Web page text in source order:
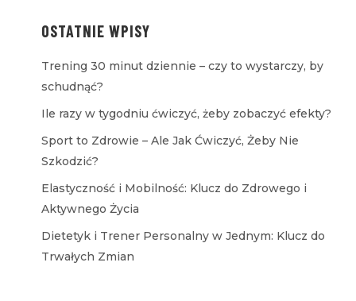
OSTATNIE WPISY
Trening 30 minut dziennie – czy to wystarczy, by
schudnąć?
Ile razy w tygodniu ćwiczyć, żeby zobaczyć efekty?
Sport to Zdrowie – Ale Jak Ćwiczyć, Żeby Nie
Szkodzić?
Elastyczność i Mobilność: Klucz do Zdrowego i
Aktywnego Życia
Dietetyk i Trener Personalny w Jednym: Klucz do
Trwałych Zmian